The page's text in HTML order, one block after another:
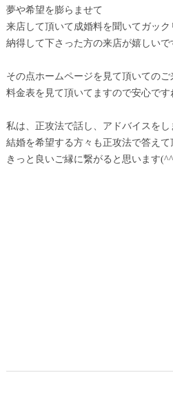
夢や希望を膨らませて
来店して頂いて成婚料を聞いてガッ
納得して下さった方の来店が嬉しいで
その点ホームページを見て頂いてのご
料金表を見て頂いてますので安心です
私は、正攻法で話し、アドバイスをし
結婚を希望する方々も正攻法で答えて
きっと良いご縁に繋がると思います